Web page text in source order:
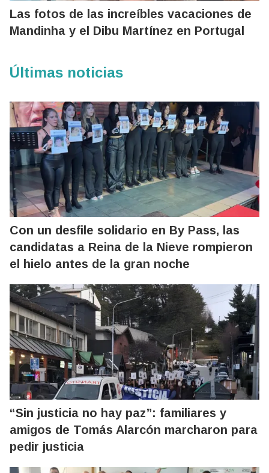
Las fotos de las increíbles vacaciones de
Mandinha y el Dibu Martínez en Portugal
Últimas noticias
Con un desfile solidario en By Pass, las
candidatas a Reina de la Nieve rompieron
el hielo antes de la gran noche
“Sin justicia no hay paz”: familiares y
amigos de Tomás Alarcón marcharon para
pedir justicia